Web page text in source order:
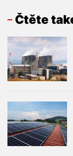
Čtěte